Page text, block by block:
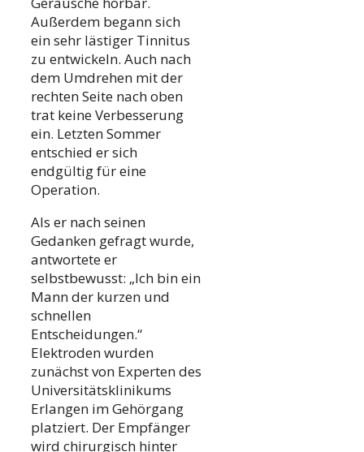
Außerdem begann sich
ein sehr lästiger Tinnitus
zu entwickeln. Auch nach
dem Umdrehen mit der
rechten Seite nach oben
trat keine Verbesserung
ein. Letzten Sommer
entschied er sich
endgültig für eine
Operation.
Als er nach seinen
Gedanken gefragt wurde,
antwortete er
selbstbewusst: „Ich bin ein
Mann der kurzen und
schnellen
Entscheidungen.“
Elektroden wurden
zunächst von Experten des
Universitätsklinikums
Erlangen im Gehörgang
platziert. Der Empfänger
wird chirurgisch hinter